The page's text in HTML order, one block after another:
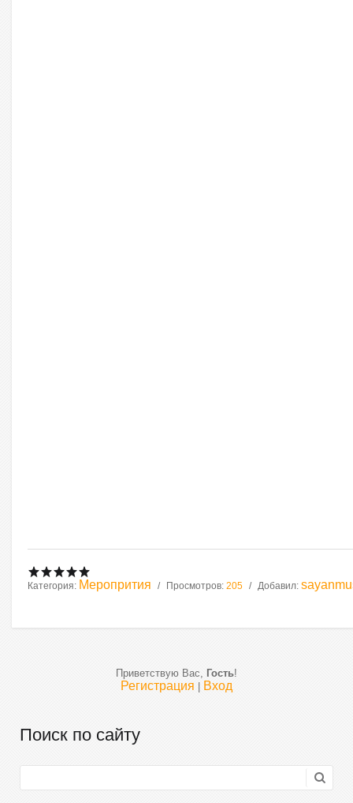
Категория: Меропрития Просмотров: 205 Добавил:
Приветствую Вас, Гость!
Регистрация Вход
Поиск по сайту